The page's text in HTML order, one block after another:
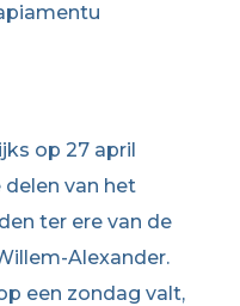
op 27 april
delen van het
ter ere van de
Alexander.
een zondag valt,